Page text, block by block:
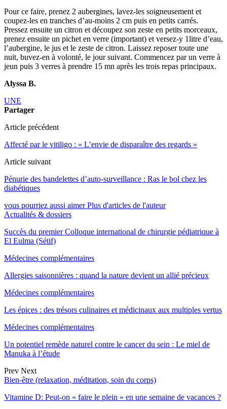
Pour ce faire, prenez 2 aubergines, lavez-les soigneusement et
coupez-les en tranches d’au-moins 2 cm puis en petits carrés.
Pressez ensuite un citron et découpez son zeste en petits morceaux,
prenez ensuite un pichet en verre (important) et versez-y 1litre d’eau,
l’aubergine, le jus et le zeste de citron. Laissez reposer toute une
nuit, buvez-en à volonté, le jour suivant. Commencez par un verre à
jeun puis 3 verres à prendre 15 mn après les trois repas principaux.
Alyssa B.
UNE
Partager
Article précédent
Affecté par le vitiligo : « L’envie de disparaître des regards »
Article suivant
Pénurie des bandelettes d’auto-surveillance : Ras le bol chez les
diabétiques
vous pourriez aussi aimer Plus d'articles de l'auteur
Actualités & dossiers
Succès du premier Colloque international de chirurgie pédiatrique à
El Eulma (Sétif)
Médecines complémentaires
Allergies saisonnières : quand la nature devient un allié précieux
Médecines complémentaires
Les épices : des trésors culinaires et médicinaux aux multiples vertus
Médecines complémentaires
Un potentiel remède naturel contre le cancer du sein : Le miel de
Manuka à l’étude
Prev Next
Bien-être (relaxation, méditation, soin du corps)
Vitamine D: Peut-on « faire le plein » en une semaine de vacances ?